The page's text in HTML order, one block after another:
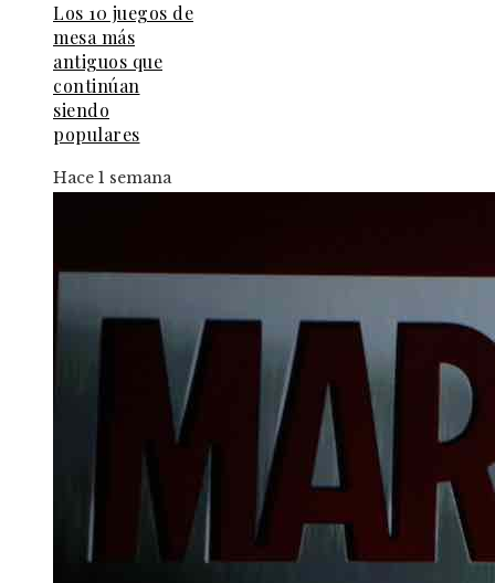
Los 10 juegos de
mesa más
antiguos que
continúan
siendo
populares
Hace 1 semana